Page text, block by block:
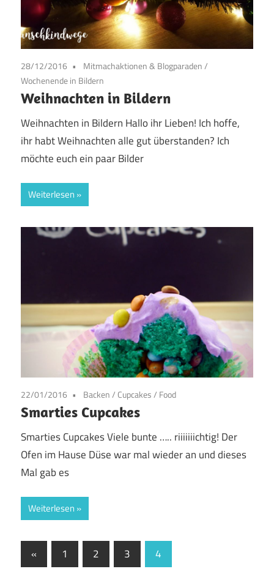
28/12/2016 Mitmachaktionen & Blogparaden/
Wochenende in Bildern
Weihnachten in Bildern
Weihnachten in Bildern Hallo ihr Lieben! Ich hoffe,
ihr habt Weihnachten alle gut überstanden? Ich
möchte euch ein paar Bilder
Weiterlesen
22/01/2016 Backen/ Cupcakes/ Food
Smarties Cupcakes
Smarties Cupcakes Viele bunte ….. riiiiiiichtig! Der
Ofen im Hause Düse war mal wieder an und dieses
Mal gab es
Weiterlesen
Seitennummerierung
der
« Vorherige
Beiträge
1 2 3 4